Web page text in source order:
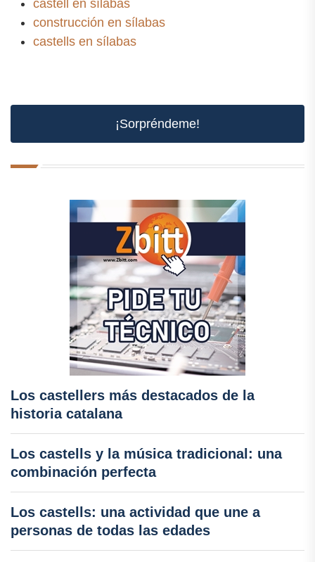
castell en sílabas
construcción en sílabas
castells en sílabas
¡Sorpréndeme!
Los castellers más destacados de la
historia catalana
Los castells y la música tradicional: una
combinación perfecta
Los castells: una actividad que une a
personas de todas las edades